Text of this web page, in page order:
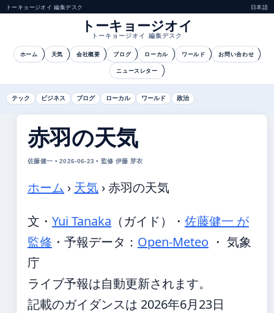
トーキョージオイ 編集デスク 日本語
トーキョージオイ
トーキョージオイ 編集デスク
ホーム 天気 会社概要 ブログ ローカル ワールド お問い合わせ
ニュースレター
テック ビジネス ブログ ローカル ワールド 政治
赤羽の天気
佐藤健一 • 2026-06-23 • 監修 伊藤 芽衣
ホーム › 天気 ›赤羽の天気
文・ Yui Tanaka （ガイド） ・ 佐藤健一 が
監修 ・ 予報データ： Open-Meteo ・ 気象
庁
ライブ予報は自動更新されます。
記載のガイダンスは 2026年6月23日